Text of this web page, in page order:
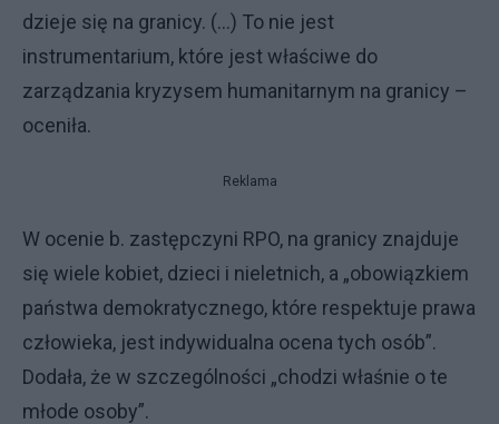
dzieje się na granicy. (...) To nie jest
instrumentarium, które jest właściwe do
zarządzania kryzysem humanitarnym na granicy –
oceniła.
Reklama
W ocenie b. zastępczyni RPO, na granicy znajduje
się wiele kobiet, dzieci i nieletnich, a „obowiązkiem
państwa demokratycznego, które respektuje prawa
człowieka, jest indywidualna ocena tych osób”.
Dodała, że w szczególności „chodzi właśnie o te
młode osoby”.